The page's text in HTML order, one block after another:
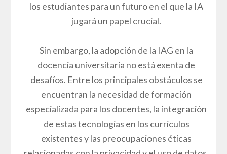
los estudiantes para un futuro en el que la IA
jugará un papel crucial.
Sin embargo, la adopción de la IAG en la
docencia universitaria no está exenta de
desafíos. Entre los principales obstáculos se
encuentran la necesidad de formación
especializada para los docentes, la integración
de estas tecnologías en los currículos
existentes y las preocupaciones éticas